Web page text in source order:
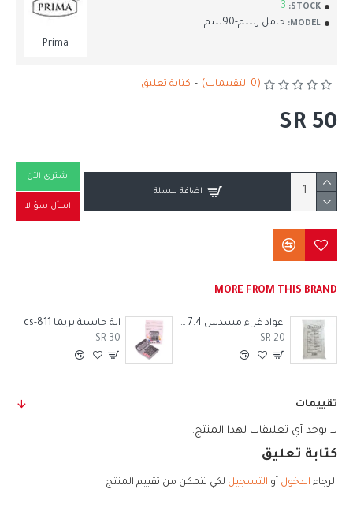
STOCK:
3
MODEL:
حامل رسم-90سم
Prima
(0 التقييمات) - كتابة تعليق
SR 50
اضافة للسلة
اشتري الآن
اسأل سؤالا
MORE FROM THIS BRAND
اعواد غراء مسدس 7.4 ملي بريما
SR 20
الة حاسبة بريما cs-811
SR 30
تقييمات
لا يوجد أي تعليقات لهذا المنتج.
كتابة تعليق
الرجاء الدخول أو التسجيل لكي تتمكن من تقييم المنتج